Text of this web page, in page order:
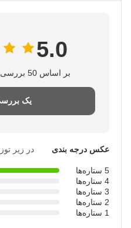
5.0
بر اساس 50 بررسی برای این تامین کننده
یک بررسی
عکس درجه بندی در زیر